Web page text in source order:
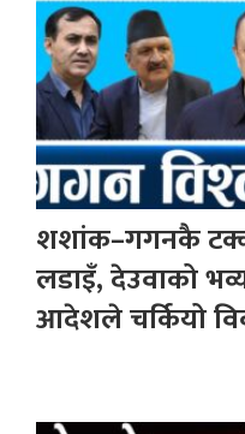
शशांक–गगनकै
लडाइँ, देउवाको
आदेशले चर्कियो